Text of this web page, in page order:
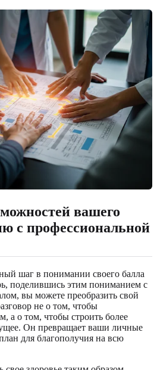
вашего
с профессиональной
шаг в понимании своего балла
поделившись этим пониманием с
вы можете преобразить свой
не о том, чтобы
а о том, чтобы строить более
Он превращает ваши личные
для благополучия на всю